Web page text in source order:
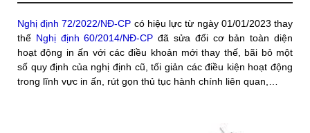
Nghị định 72/2022/NĐ-CP có hiệu lực từ ngày 01/01/2023 thay
thế Nghị định 60/2014/NĐ-CP đã sửa đổi cơ bản toàn diện
hoạt động in ấn với các điều khoản mới thay thế, bãi bỏ một
số quy định của nghị định cũ, tối giản các điều kiện hoạt động
trong lĩnh vực in ấn, rút gọn thủ tục hành chính liên quan,…